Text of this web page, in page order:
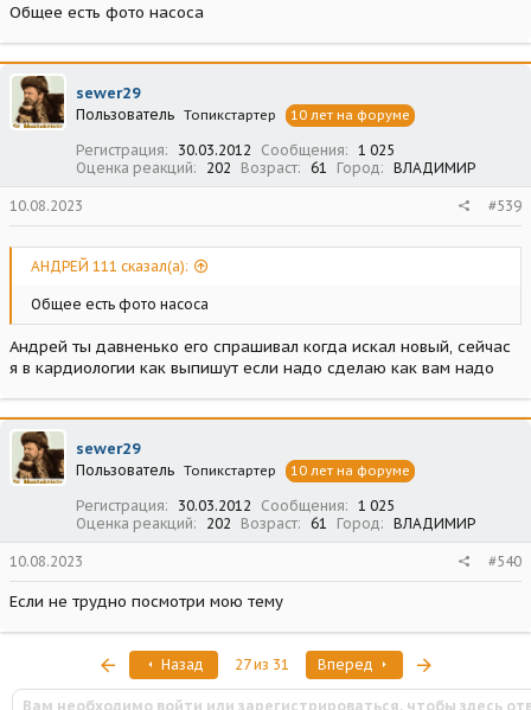
Общее есть фото насоса
sewer29
Пользователь Топикстартер 10 лет на форуме
Регистрация 30.03.2012 Сообщения
1 025
Оценка реакций
202 Возраст 61 Город ВЛАДИМИР
10.08.2023 #539
АНДРЕЙ 111 сказал(а):
Общее есть фото насоса
Андрей ты давненько его спрашивал когда искал новый, сейчас
я в кардиологии как выпишут если надо сделаю как вам надо
sewer29
Пользователь Топикстартер 10 лет на форуме
Регистрация 30.03.2012 Сообщения
1 025
Оценка реакций
202 Возраст 61 Город ВЛАДИМИР
10.08.2023 #540
Если не трудно посмотри мою тему
ПервыйНазад 27 из 31 Вперед
Вам необходимо войти или зарегистрироваться, чтобы здесь